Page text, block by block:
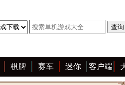
棋牌 赛车 迷你 客户端